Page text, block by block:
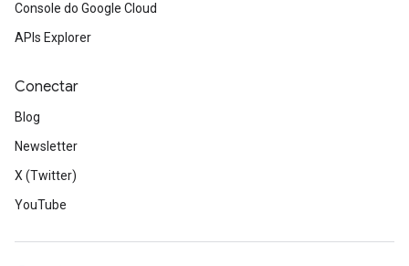
Console do Google Cloud
APIs Explorer
Conectar
Blog
Newsletter
X (Twitter)
YouTube